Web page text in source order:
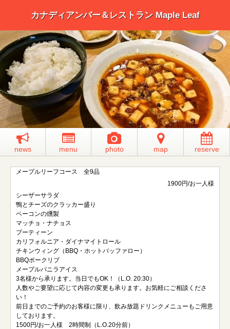
カナディアンバー＆レストラン Maple Leaf
news menu photo map reserve
メープルリーフコース 全9品
1900円/お一人様
シーザーサラダ
鴨とチーズのクラッカー盛り
ベーコンの燻製
マッチョ・ナチョス
プーティーン
カリフォルニア・ダイナマイトロール
チキンウィング（BBQ・ホットバッファロー）
BBQポークリブ
メープルバニラアイス
3名様から承ります。当日でもOK！（L.O. 20:30）
人数やご要望に応じて内容の変更も承ります。お気軽にご相談くださ
い！
前日までのご予約のお客様に限り、飲み放題ドリンクメニューもご用意
しております。
1500円/お一人様 2時間制（L.O.20分前）